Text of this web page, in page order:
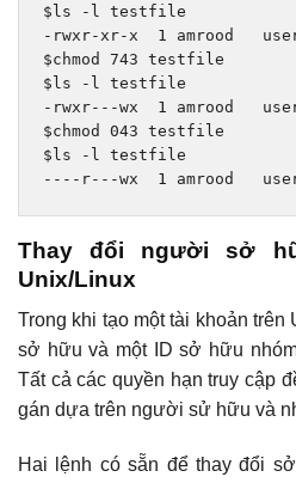
$ls
-
- rwxr- xr- x 1 amrood
$chmod 743 testfile
$ls
-
- rwxr---wx 1 amrood
$chmod 043 testfile
$ls
-
---- r---wx 1 amrood
Thay đổi người sở
Unix/Linux
Trong khi tạo một tài khoản
sở hữu và một ID sở hữu
Tất cả các quyền hạn truy cập
gán dựa trên người sử hữu và
Hai lệnh có sẵn để thay đổi